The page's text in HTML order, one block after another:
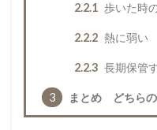
2.2.1 歩いた時
2.2.2 熱に弱い
2.2.3 長期保管
3 まとめ どちらの